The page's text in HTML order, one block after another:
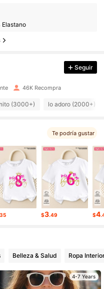
Elastano
Seguir
46K Recompra
(3000+) lo adoro (2000+)
Te podría gustar
$3.49 $4
Belleza & Salud Ropa
4-7 Years